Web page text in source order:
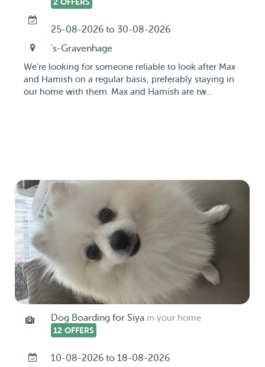
25-08-2026 to 30-08-2026
's-Gravenhage
We’re looking for someone reliable to look after Max
and Hamish on a regular basis, preferably staying in
our home with them. Max and Hamish are tw...
Dog Boarding for Siya in your home
12 OFFERS
10-08-2026 to 18-08-2026